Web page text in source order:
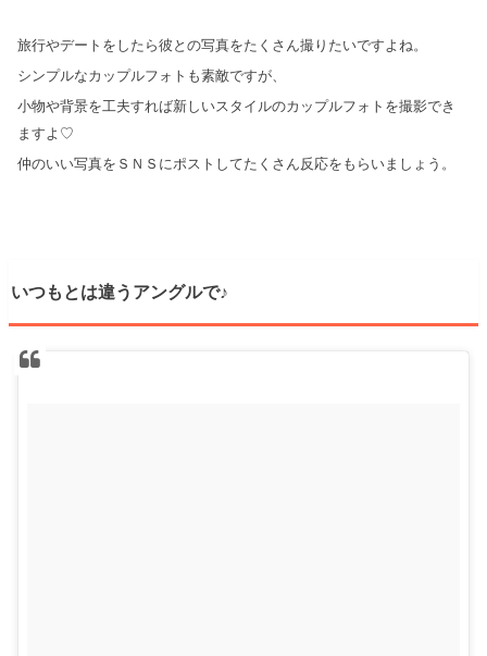
旅行やデートをしたら彼との写真をたくさん撮りたいですよね。
シンプルなカップルフォトも素敵ですが、
小物や背景を工夫すれば新しいスタイルのカップルフォトを撮影でき
ますよ♡
仲のいい写真をＳＮＳにポストしてたくさん反応をもらいましょう。
いつもとは違うアングルで♪